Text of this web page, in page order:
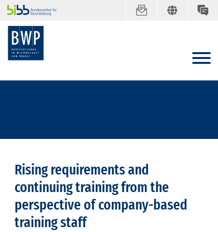
Rising requirements and
continuing training from the
perspective of company-based
training staff